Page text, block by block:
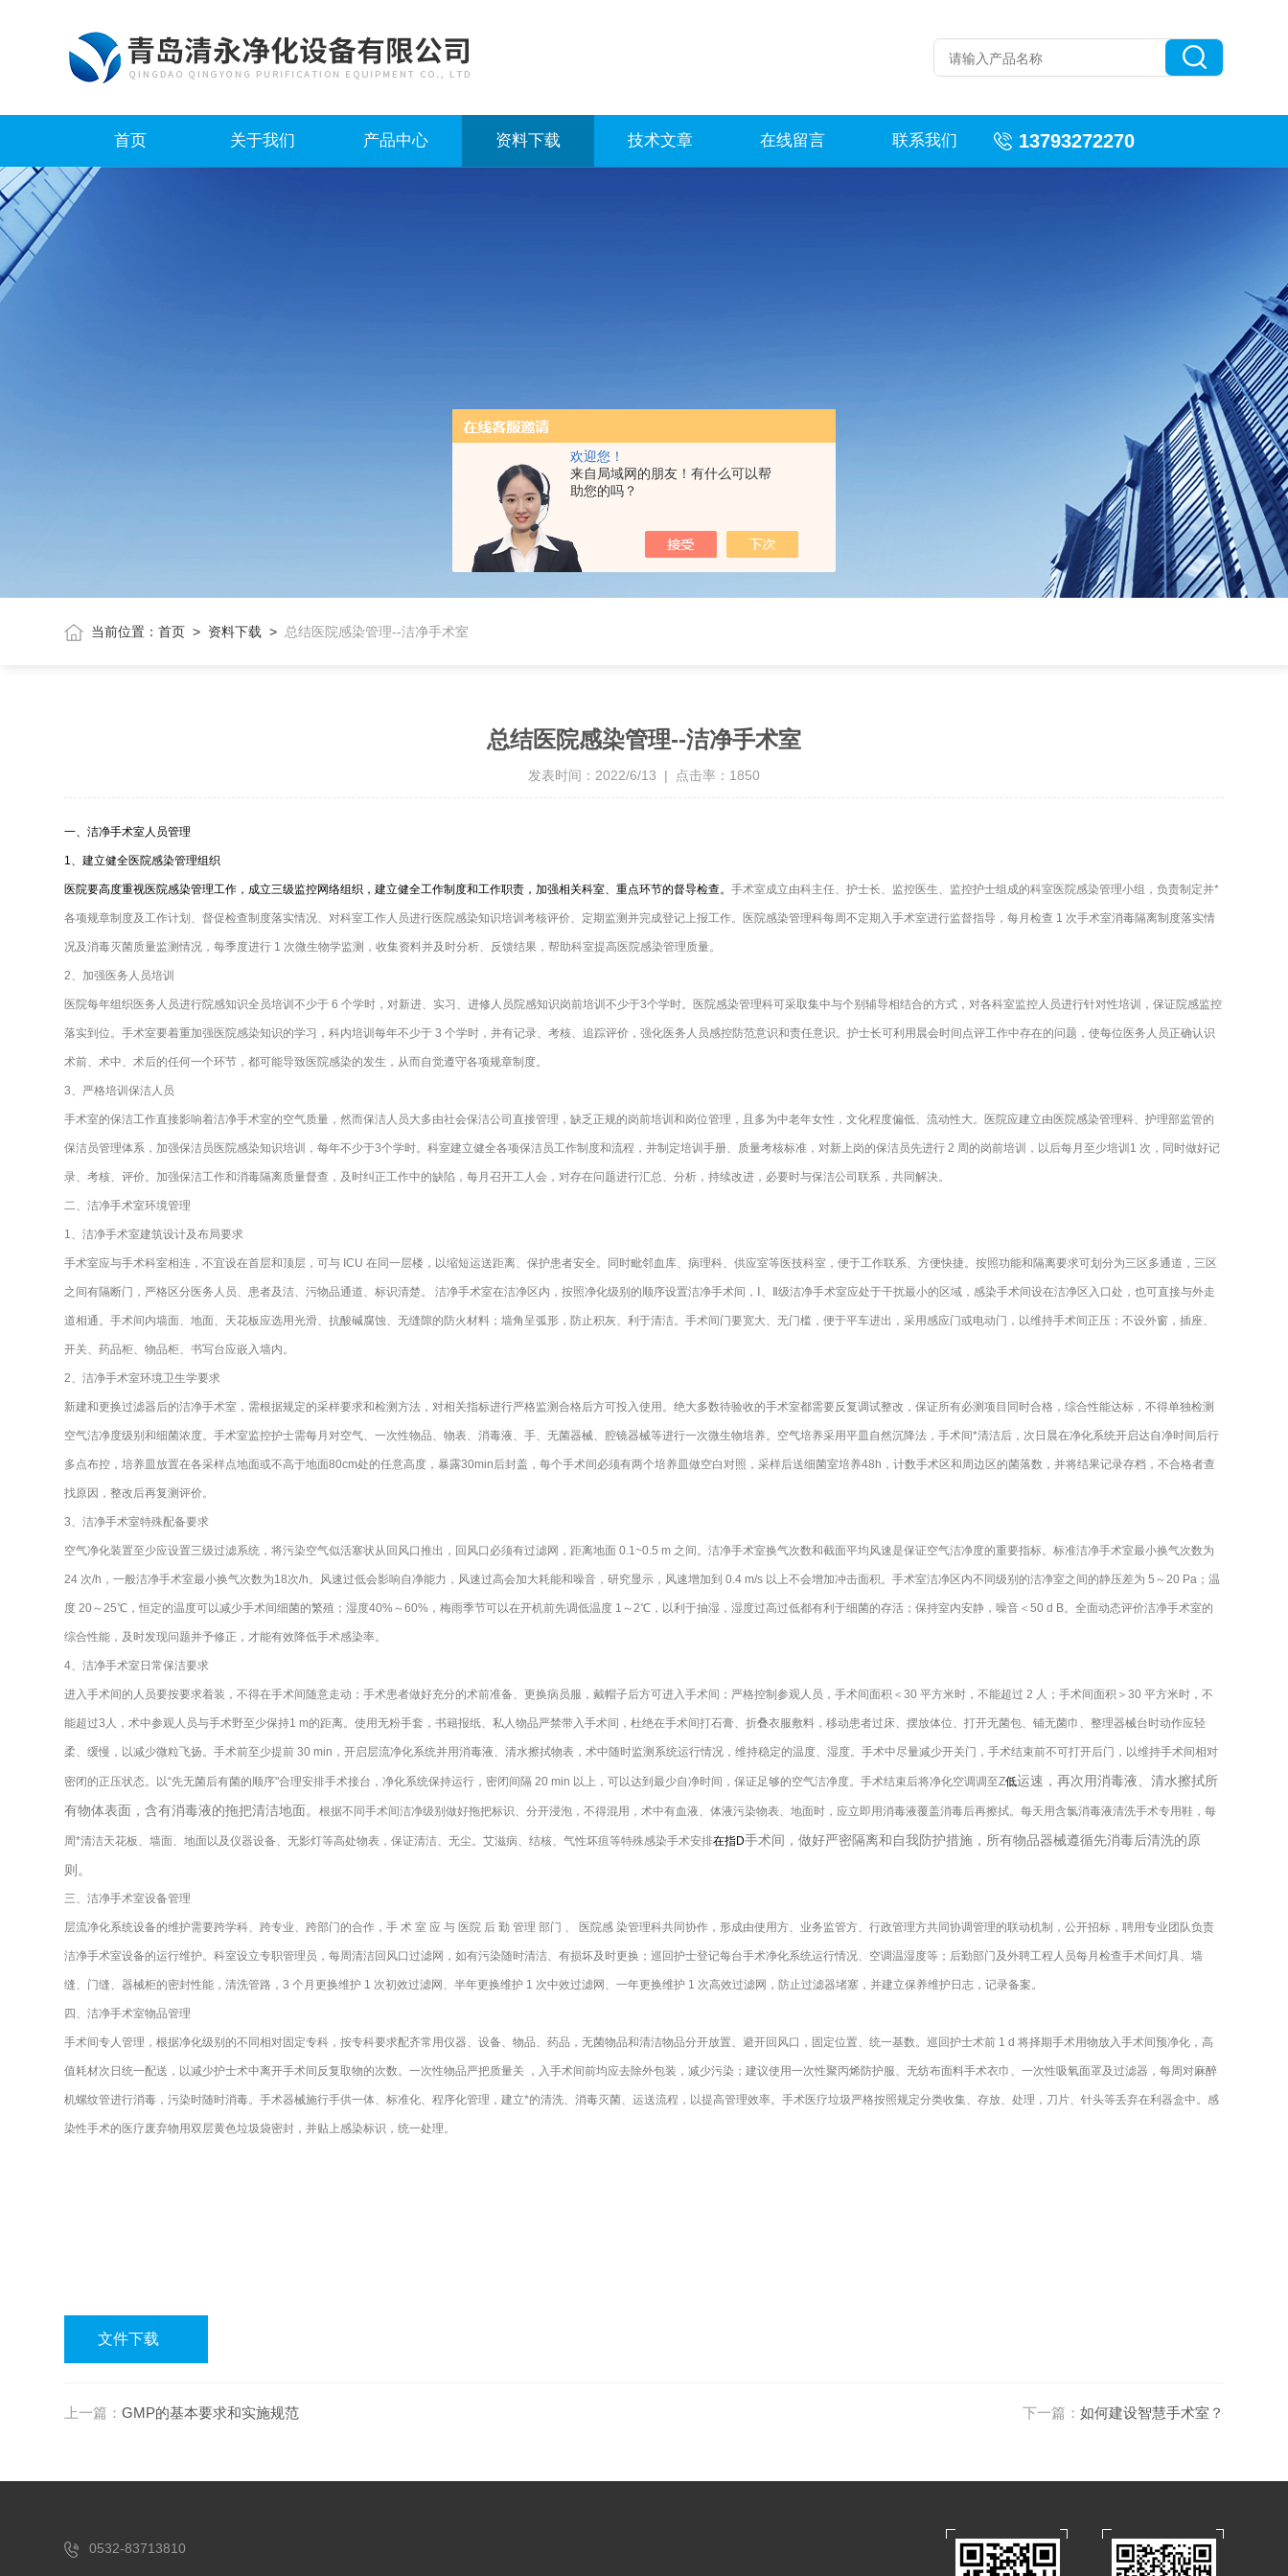
欢迎您！
来自局域网的朋友！有什么可以帮
助您的吗？
首页 关于我们 产品中心 资料下载 技术文章 在线留言 联系我们 13793272270
当前位置：首页 > 资料下载 > 总结医院感染管理--洁净手术室
总结医院感染管理--洁净手术室
发表时间：2022/6/13 | 点击率：1850
一、洁净手术室人员管理
1、建立健全医院感染管理组织
医院要高度重视医院感染管理工作，成立三级监控网络组织，建立健全工作制度和工作职责，加强相关科室、重点环节的督导检查。手术室成立由科主任、护士长、监控医生、监控护士组成的科室医院感染管理小组，负责制定并*
各项规章制度及工作计划、督促检查制度落实情况、对科室工作人员进行医院感染知识培训考核评价、定期监测并完成登记上报工作。医院感染管理科每周不定期入手术室进行监督指导，每月检查 1 次手术室消毒隔离制度落实情
况及消毒灭菌质量监测情况，每季度进行 1 次微生物学监测，收集资料并及时分析、反馈结果，帮助科室提高医院感染管理质量。
2、加强医务人员培训
医院每年组织医务人员进行院感知识全员培训不少于 6 个学时，对新进、实习、进修人员院感知识岗前培训不少于3个学时。医院感染管理科可采取集中与个别辅导相结合的方式，对各科室监控人员进行针对性培训，保证院感监控
落实到位。手术室要着重加强医院感染知识的学习，科内培训每年不少于 3 个学时，并有记录、考核、追踪评价，强化医务人员感控防范意识和责任意识。护士长可利用晨会时间点评工作中存在的问题，使每位医务人员正确认识
术前、术中、术后的任何一个环节，都可能导致医院感染的发生，从而自觉遵守各项规章制度。
3、严格培训保洁人员
手术室的保洁工作直接影响着洁净手术室的空气质量，然而保洁人员大多由社会保洁公司直接管理，缺乏正规的岗前培训和岗位管理，且多为中老年女性，文化程度偏低、流动性大。医院应建立由医院感染管理科、护理部监管的
保洁员管理体系，加强保洁员医院感染知识培训，每年不少于3个学时。科室建立健全各项保洁员工作制度和流程，并制定培训手册、质量考核标准，对新上岗的保洁员先进行 2 周的岗前培训，以后每月至少培训1 次，同时做好记
录、考核、评价。加强保洁工作和消毒隔离质量督查，及时纠正工作中的缺陷，每月召开工人会，对存在问题进行汇总、分析，持续改进，必要时与保洁公司联系，共同解决。
二、洁净手术室环境管理
1、洁净手术室建筑设计及布局要求
手术室应与手术科室相连，不宜设在首层和顶层，可与 ICU 在同一层楼，以缩短运送距离、保护患者安全。同时毗邻血库、病理科、供应室等医技科室，便于工作联系、方便快捷。按照功能和隔离要求可划分为三区多通道，三区
之间有隔断门，严格区分医务人员、患者及洁、污物品通道、标识清楚。 洁净手术室在洁净区内，按照净化级别的顺序设置洁净手术间，Ⅰ、Ⅱ级洁净手术室应处于干扰最小的区域，感染手术间设在洁净区入口处，也可直接与外走
道相通。手术间内墙面、地面、天花板应选用光滑、抗酸碱腐蚀、无缝隙的防火材料；墙角呈弧形，防止积灰、利于清洁。手术间门要宽大、无门槛，便于平车进出，采用感应门或电动门，以维持手术间正压；不设外窗，插座、
开关、药品柜、物品柜、书写台应嵌入墙内。
2、洁净手术室环境卫生学要求
新建和更换过滤器后的洁净手术室，需根据规定的采样要求和检测方法，对相关指标进行严格监测合格后方可投入使用。绝大多数待验收的手术室都需要反复调试整改，保证所有必测项目同时合格，综合性能达标，不得单独检测
空气洁净度级别和细菌浓度。手术室监控护士需每月对空气、一次性物品、物表、消毒液、手、无菌器械、腔镜器械等进行一次微生物培养。空气培养采用平皿自然沉降法，手术间*清洁后，次日晨在净化系统开启达自净时间后行
多点布控，培养皿放置在各采样点地面或不高于地面80cm处的任意高度，暴露30min后封盖，每个手术间必须有两个培养皿做空白对照，采样后送细菌室培养48h，计数手术区和周边区的菌落数，并将结果记录存档，不合格者查
找原因，整改后再复测评价。
3、洁净手术室特殊配备要求
空气净化装置至少应设置三级过滤系统，将污染空气似活塞状从回风口推出，回风口必须有过滤网，距离地面 0.1~0.5 m 之间。洁净手术室换气次数和截面平均风速是保证空气洁净度的重要指标。标准洁净手术室最小换气次数为
24 次/h，一般洁净手术室最小换气次数为18次/h。风速过低会影响自净能力，风速过高会加大耗能和噪音，研究显示，风速增加到 0.4 m/s 以上不会增加冲击面积。手术室洁净区内不同级别的洁净室之间的静压差为 5～20 Pa；温
度 20～25℃，恒定的温度可以减少手术间细菌的繁殖；湿度40%～60%，梅雨季节可以在开机前先调低温度 1～2℃，以利于抽湿，湿度过高过低都有利于细菌的存活；保持室内安静，噪音＜50 d B。全面动态评价洁净手术室的
综合性能，及时发现问题并予修正，才能有效降低手术感染率。
4、洁净手术室日常保洁要求
进入手术间的人员要按要求着装，不得在手术间随意走动；手术患者做好充分的术前准备、更换病员服，戴帽子后方可进入手术间；严格控制参观人员，手术间面积＜30 平方米时，不能超过 2 人；手术间面积＞30 平方米时，不
能超过3人，术中参观人员与手术野至少保持1 m的距离。使用无粉手套，书籍报纸、私人物品严禁带入手术间，杜绝在手术间打石膏、折叠衣服敷料，移动患者过床、摆放体位、打开无菌包、铺无菌巾、整理器械台时动作应轻
柔、缓慢，以减少微粒飞扬。手术前至少提前 30 min，开启层流净化系统并用消毒液、清水擦拭物表，术中随时监测系统运行情况，维持稳定的温度、湿度。手术中尽量减少开关门，手术结束前不可打开后门，以维持手术间相对
密闭的正压状态。以“先无菌后有菌的顺序"合理安排手术接台，净化系统保持运行，密闭间隔 20 min 以上，可以达到最少自净时间，保证足够的空气洁净度。手术结束后将净化空调调至Z低运速，再次用消毒液、清水擦拭所
有物体表面，含有消毒液的拖把清洁地面。根据不同手术间洁净级别做好拖把标识、分开浸泡，不得混用，术中有血液、体液污染物表、地面时，应立即用消毒液覆盖消毒后再擦拭。每天用含氯消毒液清洗手术专用鞋，每
周*清洁天花板、墙面、地面以及仪器设备、无影灯等高处物表，保证清洁、无尘。艾滋病、结核、气性坏疽等特殊感染手术安排在指D手术间，做好严密隔离和自我防护措施，所有物品器械遵循先消毒后清洗的原
则。
三、洁净手术室设备管理
层流净化系统设备的维护需要跨学科、跨专业、跨部门的合作，手 术 室 应 与 医院 后 勤 管理 部门 、 医院感 染管理科共同协作，形成由使用方、业务监管方、行政管理方共同协调管理的联动机制，公开招标，聘用专业团队负责
洁净手术室设备的运行维护。科室设立专职管理员，每周清洁回风口过滤网，如有污染随时清洁、有损坏及时更换；巡回护士登记每台手术净化系统运行情况、空调温湿度等；后勤部门及外聘工程人员每月检查手术间灯具、墙
缝、门缝、器械柜的密封性能，清洗管路，3 个月更换维护 1 次初效过滤网、半年更换维护 1 次中效过滤网、一年更换维护 1 次高效过滤网，防止过滤器堵塞，并建立保养维护日志，记录备案。
四、洁净手术室物品管理
手术间专人管理，根据净化级别的不同相对固定专科，按专科要求配齐常用仪器、设备、物品、药品，无菌物品和清洁物品分开放置、避开回风口，固定位置、统一基数。巡回护士术前 1 d 将择期手术用物放入手术间预净化，高
值耗材次日统一配送，以减少护士术中离开手术间反复取物的次数。一次性物品严把质量关 ，入手术间前均应去除外包装，减少污染；建议使用一次性聚丙烯防护服、无纺布面料手术衣巾、一次性吸氧面罩及过滤器，每周对麻醉
机螺纹管进行消毒，污染时随时消毒。手术器械施行手供一体、标准化、程序化管理，建立*的清洗、消毒灭菌、运送流程，以提高管理效率。手术医疗垃圾严格按照规定分类收集、存放、处理，刀片、针头等丢弃在利器盒中。感
染性手术的医疗废弃物用双层黄色垃圾袋密封，并贴上感染标识，统一处理。
文件下载
上一篇：GMP的基本要求和实施规范 下一篇： 如何建设智慧手术室？
0532-83713810